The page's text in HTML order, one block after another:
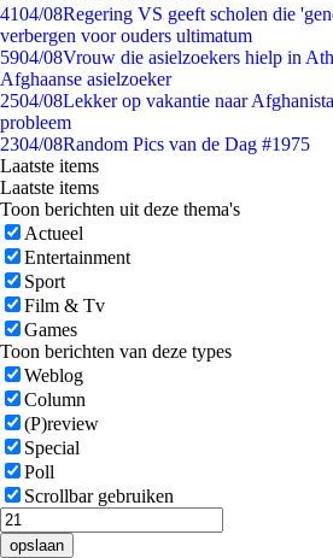
4104/08Regering VS geeft scholen die
verbergen voor ouders ultimatum
5904/08Vrouw die asielzoekers hielp in
Afghaanse asielzoeker
2504/08Lekker op vakantie naar
probleem
2304/08Random Pics van de Dag #1975
Laatste items
Laatste items
Toon berichten uit deze thema's
Actueel
Entertainment
Sport
Film & Tv
Games
Toon berichten van deze types
Weblog
Column
(P)review
Special
Poll
Scrollbar gebruiken
opslaan